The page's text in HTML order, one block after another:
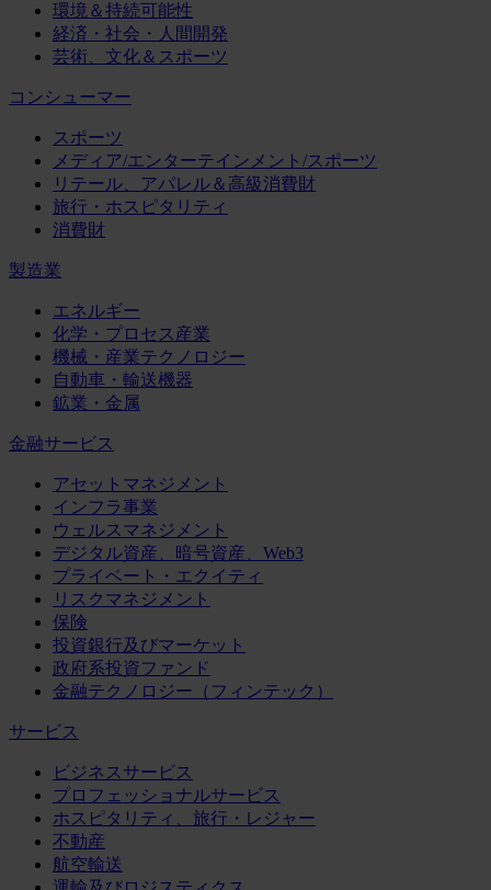
環境＆持続可能性
経済・社会・人間開発
芸術、文化＆スポーツ
コンシューマー
スポーツ
メディア/エンターテインメント/スポーツ
リテール、アパレル＆高級消費財
旅行・ホスピタリティ
消費財
製造業
エネルギー
化学・プロセス産業
機械・産業テクノロジー
自動車・輸送機器
鉱業・金属
金融サービス
アセットマネジメント
インフラ事業
ウェルスマネジメント
デジタル資産、暗号資産、Web3
プライベート・エクイティ
リスクマネジメント
保険
投資銀行及びマーケット
政府系投資ファンド
金融テクノロジー（フィンテック）
サービス
ビジネスサービス
プロフェッショナルサービス
ホスピタリティ、旅行・レジャー
不動産
航空輸送